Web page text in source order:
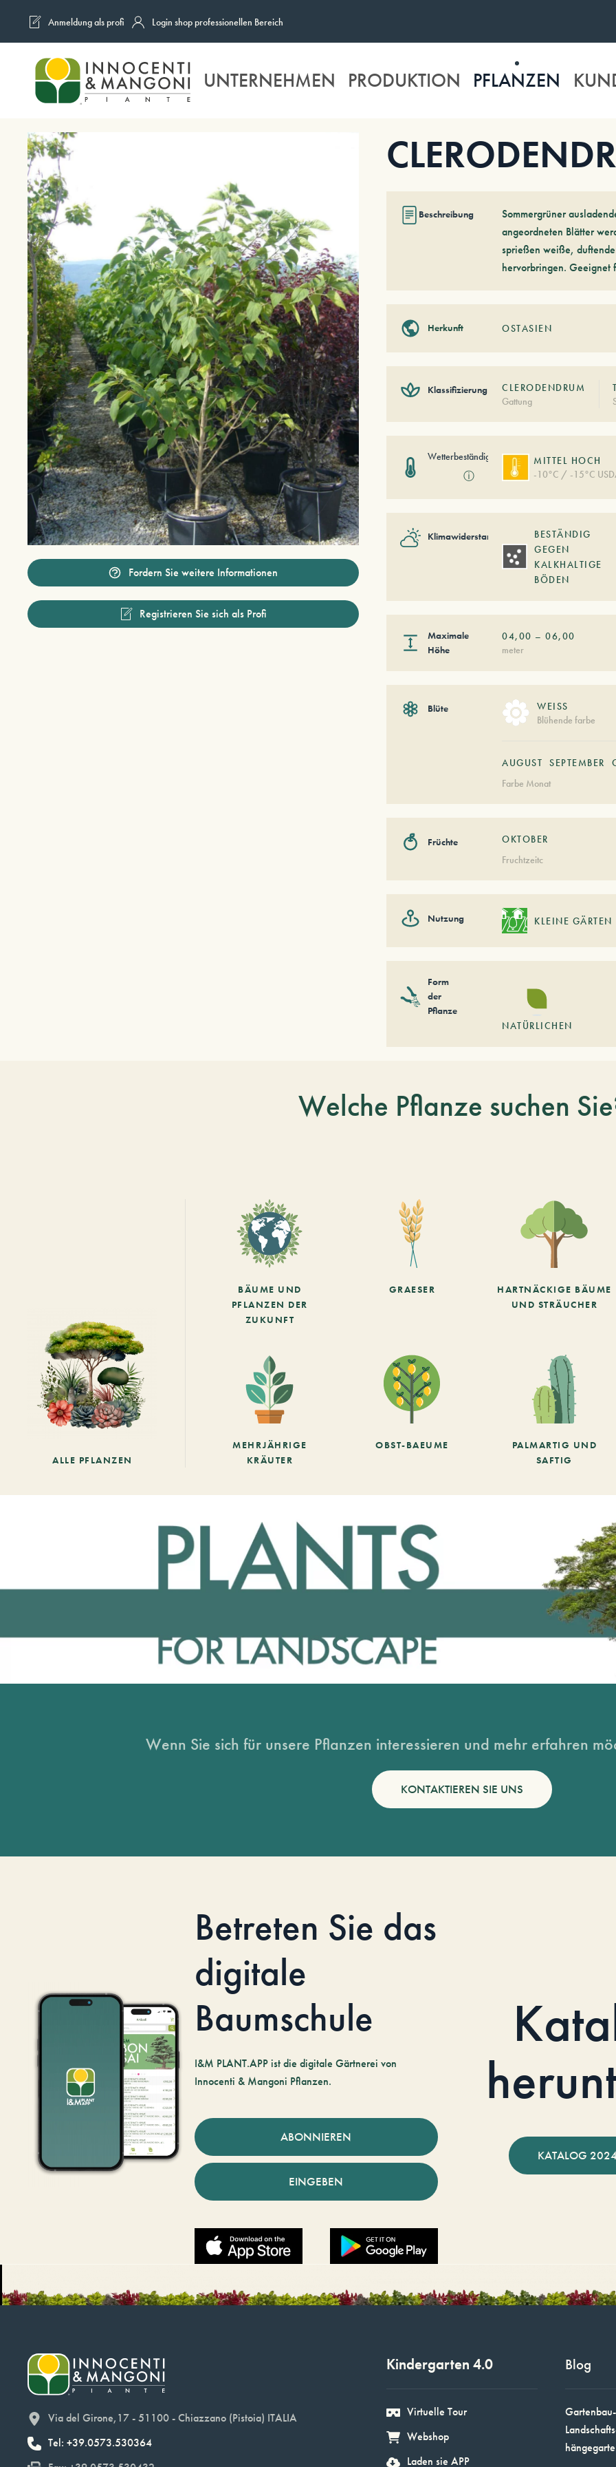
Skip to main content
Anmeldung als profi Login shop professionellen Bereich
UNTERNEHMEN PRODUKTION PFLANZEN
Fordern Sie weitere Informationen
Registrieren Sie sich als Profi
Beschreibung
Sommergrüner
angeordneten Blätter
sprießen weiße,
hervorbringen. Geeignet
Herkunft OSTASIEN
Klassifizierung
CLERODENDRUM
Gattung
Wetterbeständigkeit
ⓘ
MITTEL HOCH
-10°C / -15°C
Klimawiderstand
BESTÄNDIG
GEGEN
KALKHALTIGE
BÖDEN
Maximale
Höhe
04,00 –06,00
meter
Blüte
WEISS
Blühende farbe
AUGUST SEPTEMBER
Farbe Monat
Früchte
OKTOBER
Fruchtzeitc
Nutzung KLEINE GÄRTEN
Form
der
Pflanze
NATÜRLICHEN
Welche Pflanze suchen
ALLE PFLANZEN
BÄUME UND
PFLANZEN DER
ZUKUNFT
GRAESER
HARTNÄCKIGE BÄUME
UND STRÄUCHER
MEHRJÄHRIGE
KRÄUTER
OBST-BAEUME
PALMARTIG UND
SAFTIG
Wenn Sie sich für unsere Pflanzen interessieren und mehr erfahren
KONTAKTIEREN SIE UNS
Betreten Sie das
digitale
Baumschule
I&M PLANT.APP ist die digitale Gärtnerei von
Innocenti & Mangoni Pflanzen.
ABONNIEREN
EINGEBEN
KATALOG
Via del Girone,17 - 51100 - Chiazzano (Pistoia) ITALIA
Tel: +39.0573.530364
Kindergarten 4.0
Virtuelle Tour
Webshop
Laden sie APP
Blog